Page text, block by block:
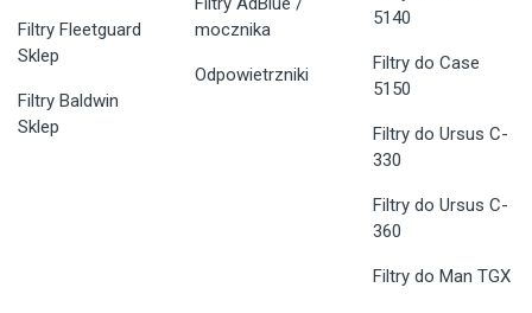
Filtry Fleetguard
Sklep
Filtry Baldwin
Sklep
mocznika
Odpowietrzniki
5140
Filtry do Case
5150
Filtry do Ursus C-
330
Filtry do Ursus C-
360
Filtry do Man TGX